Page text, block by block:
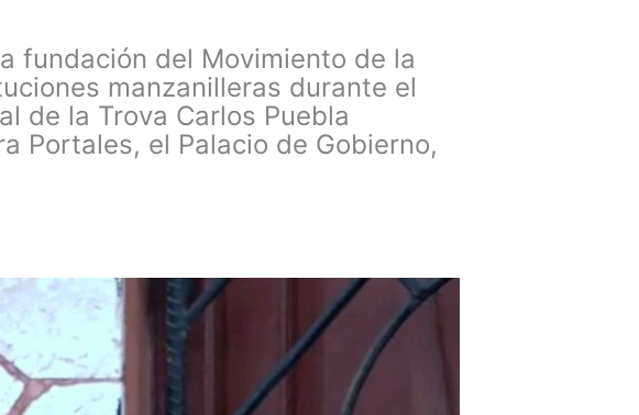
fundación del Movimiento de la
manzanilleras durante el
de la Trova Carlos Puebla
Portales, el Palacio de Gobierno,